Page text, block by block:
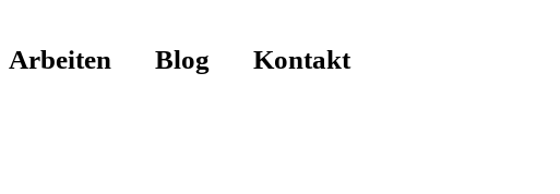
Arbeiten Blog Kontakt